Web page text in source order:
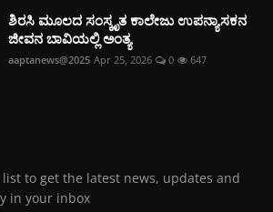
ಶಿರಸಿ ಮೂಲದ ಸಂಸ್ಕೃತ ಕಾಲೇಜು ಉಪನ್ಯಾಸಕನ
ಜೀವನ ಬಾವಿಯಲ್ಲಿ ಅಂತ್ಯ
aaptanews@2025 Apr 25, 2026 0 647
to get the latest news, updates and
in your inbox